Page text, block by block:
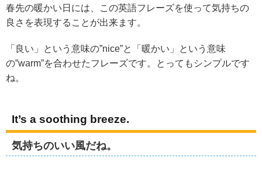
春先の暖かい日には、この英語フレーズを使って気持ちの
良さを表現することが出来ます。
「良い」という意味の”nice”と「暖かい」という意味
の”warm”を合わせたフレーズです。とってもシンプルです
ね。
It’s a soothing breeze.
気持ちのいい風だね。